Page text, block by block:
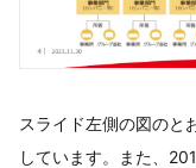
スライド左側の図のと
しています。また、